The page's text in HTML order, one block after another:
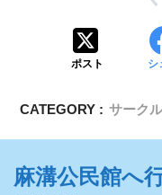
ポスト シ
CATEGORY : サーク
麻溝公民館へ